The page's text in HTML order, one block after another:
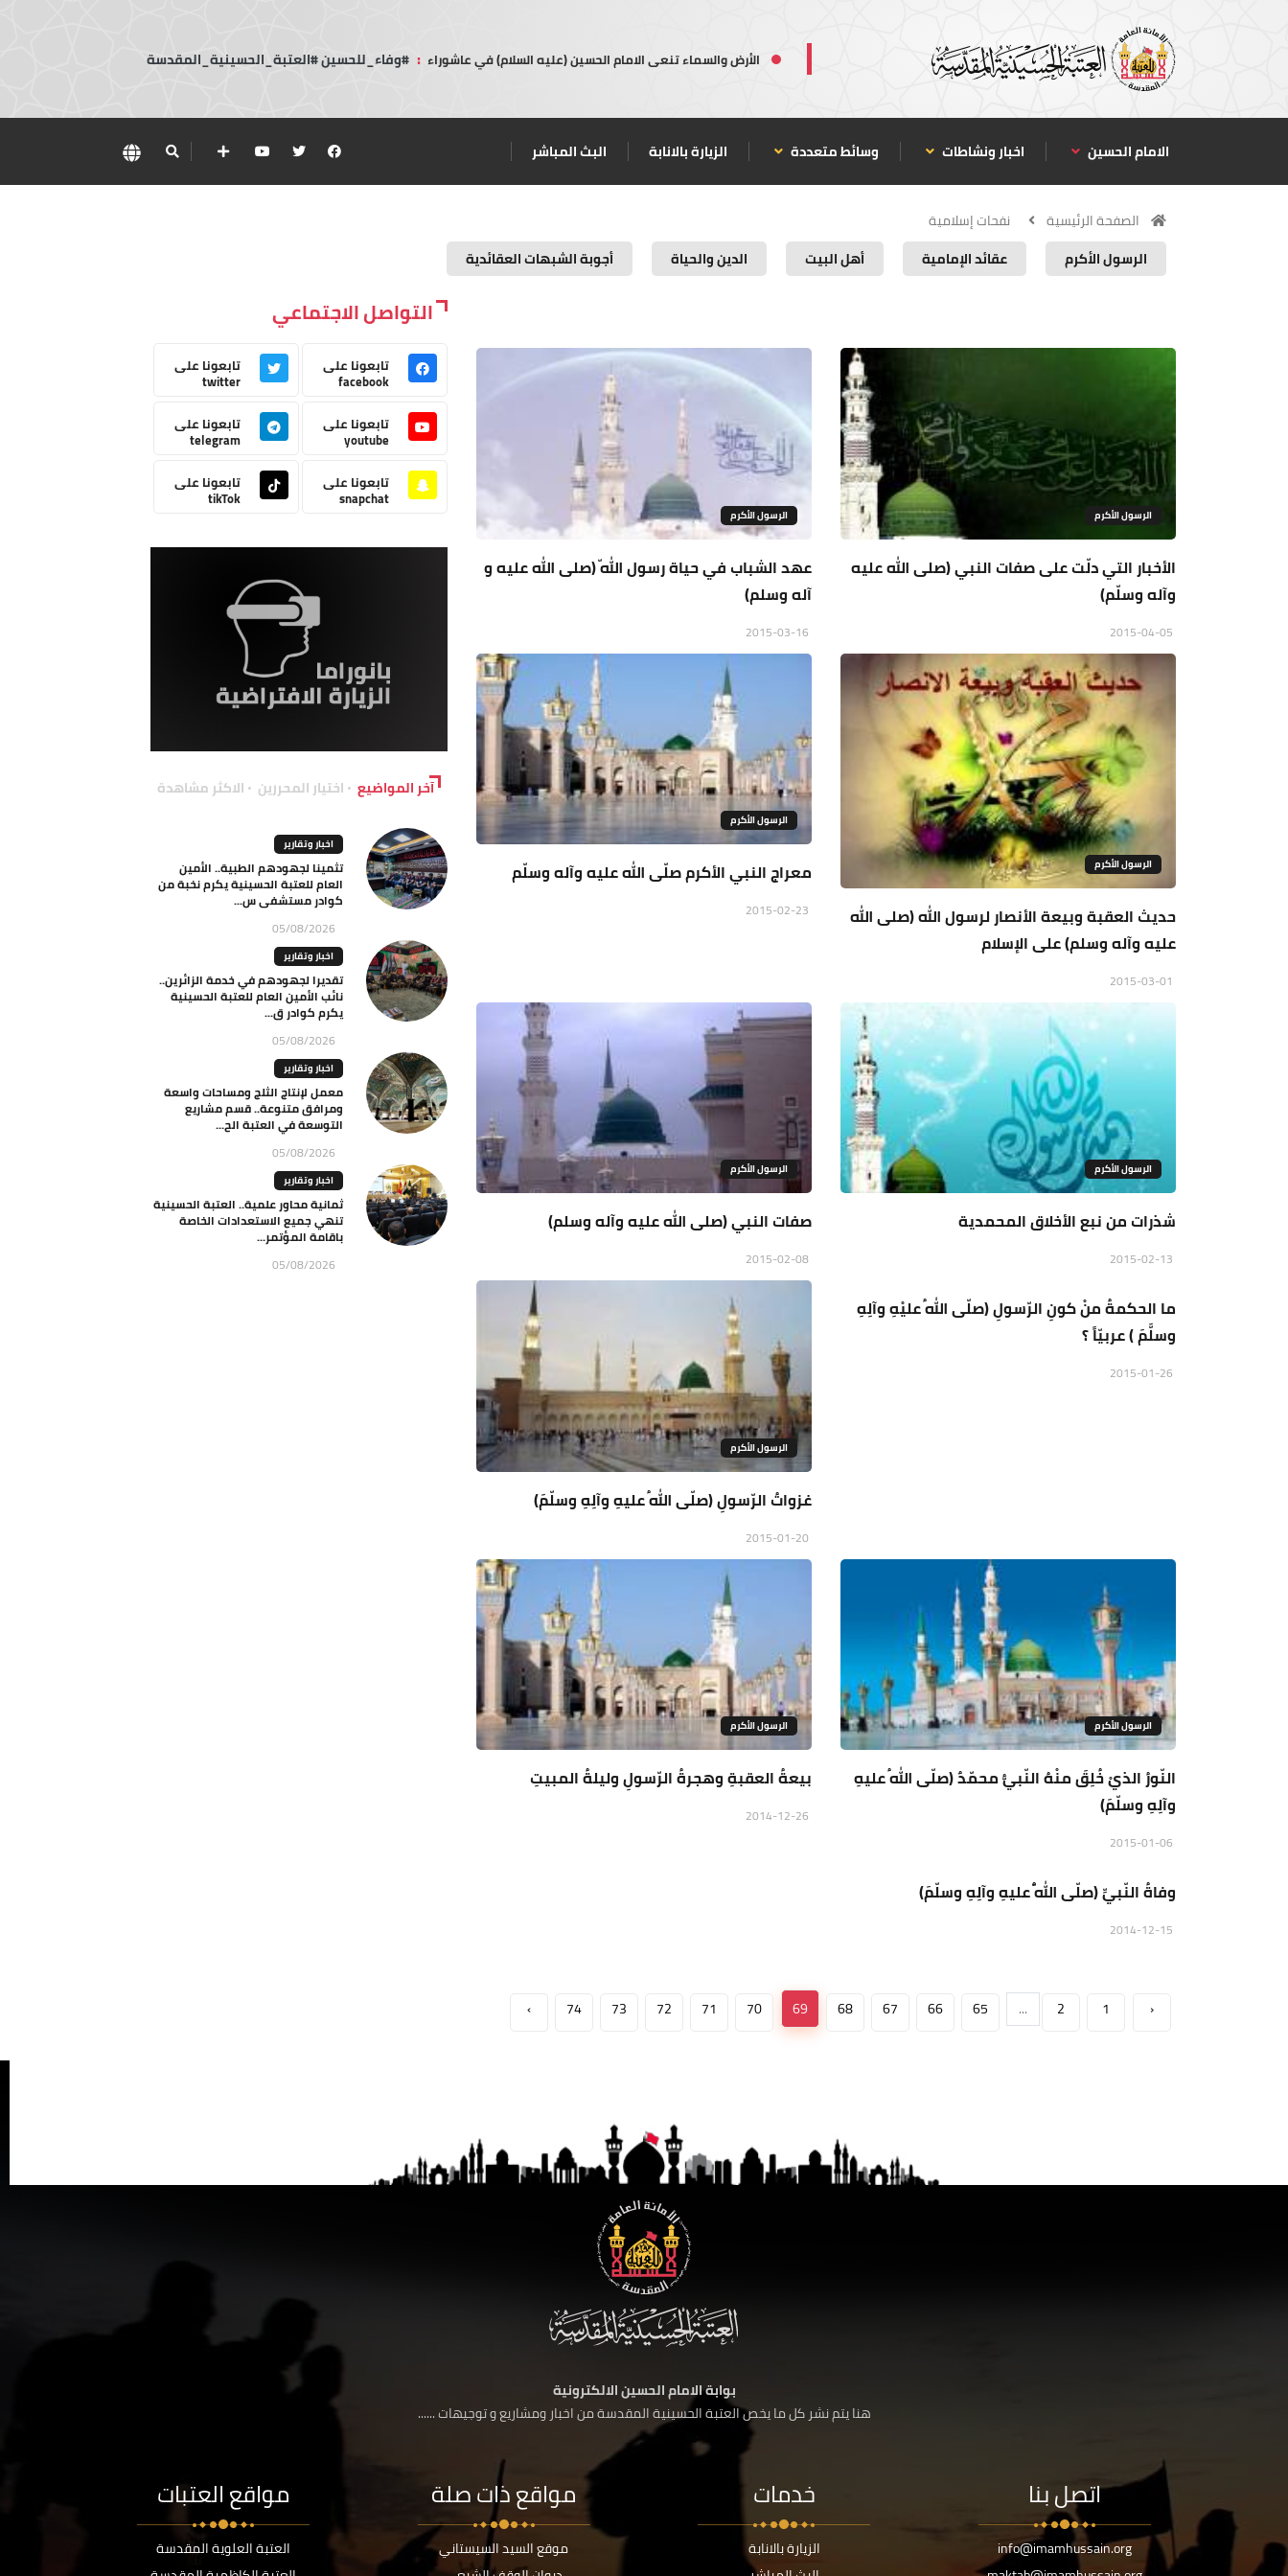
الأرض والسماء تنعى الامام الحسين (عليه السلام) في عاشوراء : #وفاء_للحسين #العتبة_الحسينية_المقدسة
الامام الحسين اخبار ونشاطات وسائط متعددة الزيارة بالانابة البث المباشر
الصفحة الرئيسية
نفحات إسلامية
الرسول الأكرم
عقائد الإمامية أهل البيت الدين والحياة أجوبة الشبهات العقائدية
الرسول الأكرم
الأخبار التي دلّت على صفات النبي (صلى الله عليه
وآله وسلّم)
الرسول الأكرم
عهد الشباب في حياة رسول اللّه (صلى الله عليه و
آله وسلم)
الرسول الأكرم
حديث العقبة وبيعة الأنصار لرسول الله (صلى الله
عليه وآله وسلم) على الإسلام
الرسول الأكرم
معراج النبي الأكرم صلّى الله عليه وآله وسلّم
الرسول الأكرم
شذرات من نبع الأخلاق المحمدية
الرسول الأكرم
صفات النبي (صلى الله عليه وآله وسلم)
الرسول الأكرم
ما الحكمةُ منْ كونِ الرّسولِ (صلّى اللهُ عليْهِ وآلِهِ
وسلَّمَ ) عربيّاً ؟
الرسول الأكرم
غزواتُ الرّسولِ (صلّى اللهُ عليهِ وآلِهِ وسلّمَ)
الرسول الأكرم
النّورُ الذيْ خُلِقَ منْهُ النّبيُّ محمّدٌ (صلّى اللهُ عليهِ
وآلِهِ وسلّمَ)
الرسول الأكرم
بيعةُ العقبةِ وهجرةُ الرّسولِ وليلةُ المبيتِ
الرسول الأكرم
وفاةُ النّبيِّ (صلّى اللّهُ عليهِ وآلِهِ وسلّمَ)
‹
1
2
...
65
66
67
68
69
70
71
72
73
74
›
التواصل الاجتماعي
تابعونا على
facebook
تابعونا على
twitter
تابعونا على
youtube
تابعونا على
telegram
تابعونا على
snapchat
تابعونا على
tikTok
آخر المواضيع اختيار المحررين الاكثر مشاهدة
اخبار وتقارير
تثمينا لجهودهم الطبية.. الأمين
العام للعتبة الحسينية يكرم نخبة من
كوادر مستشفى س...
05/08/2026
اخبار وتقارير
تقديرا لجهودهم في خدمة الزائرين..
نائب الأمين العام للعتبة الحسينية
يكرم كوادر ق...
05/08/2026
اخبار وتقارير
معمل لإنتاج الثلج ومساحات واسعة
ومرافق متنوعة.. قسم مشاريع
التوسعة في العتبة الح...
05/08/2026
اخبار وتقارير
ثمانية محاور علمية.. العتبة الحسينية
تنهي جميع الاستعدادات الخاصة
باقامة المؤتمر...
05/08/2026
بوابة الامام الحسين الالكترونية
هنا يتم نشر كل ما يخص العتبة الحسينية المقدسة من اخبار ومشاريع و توجيهات ......
اتصل بنا
info@imamhussain.org
خدمات
الزيارة بالانابة
مواقع ذات صلة
موقع السيد السيستاني
مواقع العتبات
العتبة العلوية المقدسة